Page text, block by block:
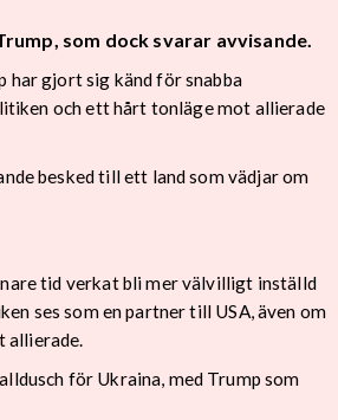
som dock svarar avvisande.
har gjort sig känd för snabba
och ett hårt tonläge mot allierade
besked till ett land som vädjar om
tid verkat bli mer välvilligt inställd
ses som en partner till USA, även om
allierade.
för Ukraina, med Trump som